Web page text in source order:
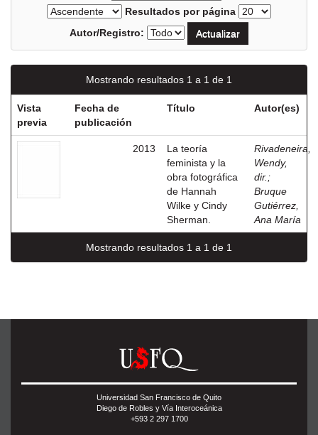
Resultados por página
Autor/Registro:
Mostrando resultados 1 a 1 de 1
Vista
previa
Fecha de
publicación
Título Autor(es)
2013
La teoría
feminista y la
obra fotográfica
de Hannah
Wilke y Cindy
Sherman.
Rivadeneira,
Wendy,
dir. ;
Bruque
Gutiérrez,
Ana María
Mostrando resultados 1 a 1 de 1
Universidad San Francisco de Quito
Diego de Robles y Vía Interoceánica
+593 2 297 1700